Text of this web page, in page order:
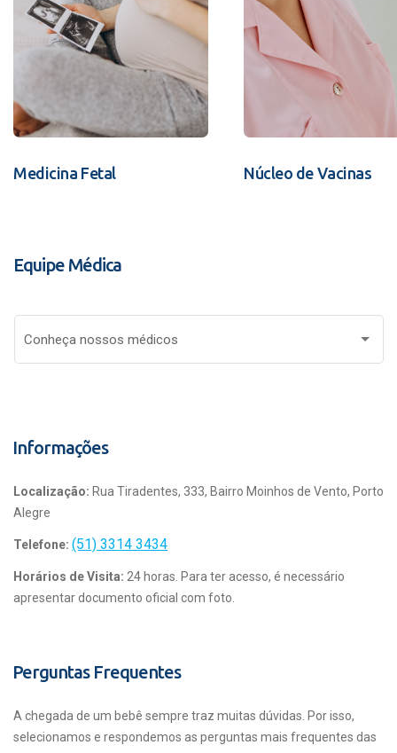
Medicina Fetal Núcleo de Vacinas
Equipe Médica
Conheça nossos médicos
Informações
Localização: Rua Tiradentes, 333, Bairro Moinhos de Vento, Porto
Alegre
Telefone: (51) 3314 3434
Horários de Visita: 24 horas. Para ter acesso, é necessário
apresentar documento oficial com foto.
Perguntas Frequentes
A chegada de um bebê sempre traz muitas dúvidas. Por isso,
selecionamos e respondemos as perguntas mais frequentes das